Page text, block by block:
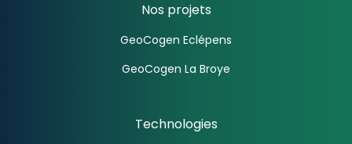
Nos projets
GeoCogen Eclépens
GeoCogen La Broye
Technologies